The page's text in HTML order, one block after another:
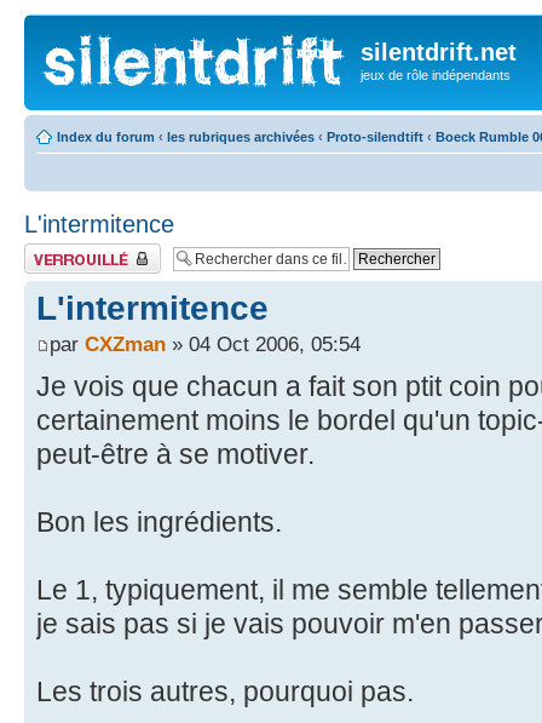
silentdrift.net
jeux de rôle indépendants
Index du forum ‹ les rubriques archivées ‹ Proto-silendtift ‹ Boeck Rumble
L'intermitence
Fil verrouillé
L'intermitence
par CXZman » 04 Oct 2006, 05:54
Je vois que chacun a fait son ptit coin
certainement moins le bordel qu'un
peut-être à se motiver.
Bon les ingrédients.
Le 1, typiquement, il me semble
je sais pas si je vais pouvoir m'en
Les trois autres, pourquoi pas.